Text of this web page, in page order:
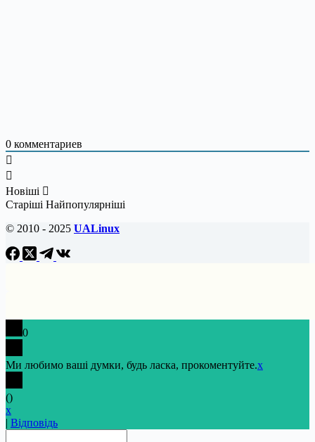
0 комментариев
Новіші
Старіші Найпопулярніші
© 2010 - 2025 UALinux
0
Ми любимо ваші думки, будь ласка, прокоментуйте.x
()
x
| Відповідь